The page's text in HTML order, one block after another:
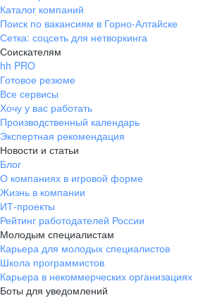
Каталог компаний
Поиск по вакансиям в Горно-Алтайске
Сетка: соцсеть для нетворкинга
Соискателям
hh PRO
Готовое резюме
Все сервисы
Хочу у вас работать
Производственный календарь
Экспертная рекомендация
Новости и статьи
Блог
О компаниях в игровой форме
Жизнь в компании
ИТ-проекты
Рейтинг работодателей России
Молодым специалистам
Карьера для молодых специалистов
Школа программистов
Карьера в некоммерческих организациях
Боты для уведомлений